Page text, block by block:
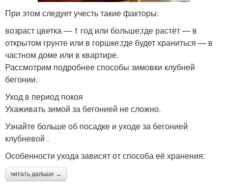
При этом следует учесть такие факторы:
возраст цветка — 1 год или больше;где растёт — в
открытом грунте или в горшке;где будет храниться — в
частном доме или в квартире.
Рассмотрим подробнее способы зимовки клубней
бегонии.
Уход в период покоя
Ухаживать зимой за бегонией не сложно.
Узнайте больше об посадке и уходе за бегонией
клубневой .
Особенности ухода зависят от способа её хранения:
читать дальше →